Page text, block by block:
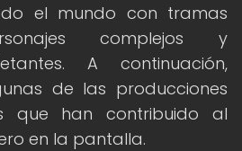
el mundo con tramas
complejos y
A continuación,
de las producciones
que han contribuido al
en la pantalla.